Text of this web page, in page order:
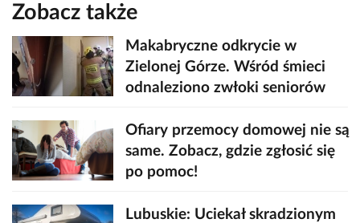
Zobacz także
Makabryczne odkrycie w
Zielonej Górze. Wśród śmieci
odnaleziono zwłoki seniorów
Ofiary przemocy domowej nie są
same. Zobacz, gdzie zgłosić się
po pomoc!
Lubuskie: Uciekał skradzionym